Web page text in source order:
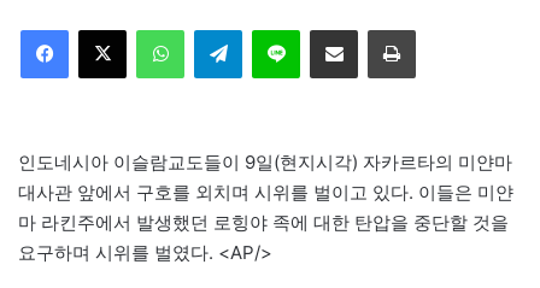
Telegram 이메일
인도네시아 이슬람교도들이 9일(현지시각) 자카르타의 미얀마
대사관 앞에서 구호를 외치며 시위를 벌이고 있다. 이들은 미얀
마 라킨주에서 발생했던 로힝야 족에 대한 탄압을 중단할 것을
요구하며 시위를 벌였다. <AP/>